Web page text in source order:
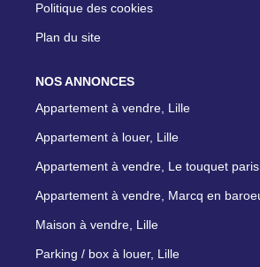
Politique des cookies
Plan du site
NOS ANNONCES
Appartement à vendre, Lille
Appartement à louer, Lille
Appartement à vendre, Le touquet
Appartement à vendre, Marcq en
Maison à vendre, Lille
Parking / box à louer, Lille